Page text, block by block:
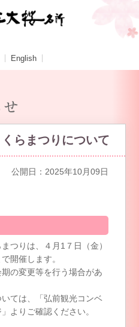
English
らまつりについて
公開日：2025年10月09日
つりは、４月1７日（金）
開催します。
の変更等を行う場合があ
ては、「弘前観光コンベ
よりご確認ください。